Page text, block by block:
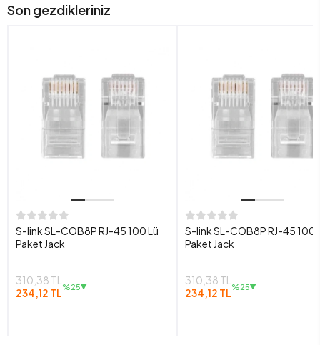
Son gezdikleriniz
S-link SL-COB8P RJ-45 100 Lü
Paket Jack
310,38 TL
234,12 TL%25
S-link SL-COB8P RJ-45 100
Paket Jack
310,38 TL
234,12 TL%25